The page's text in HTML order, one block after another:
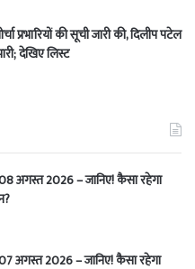
प्रभारियों की सूची जारी की, दिलीप पटेल
देखिए लिस्ट
अगस्त 2026 – जानिए! कैसा रहेगा
अगस्त 2026 – जानिए! कैसा रहेगा